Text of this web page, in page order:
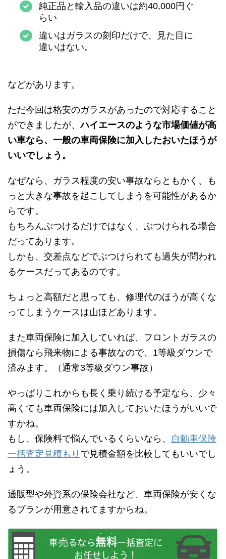
純正品と輸入品の違いは約40,000円ぐ
らい
違いはガラスの刻印だけで、見た目に
違いはない。
などがあります。
ただ今回は格安のガラスがあったので対応すること
ができましたが、ハイエースのような市場価値が高
い車なら、一般の車両保険に加入したおいたほうが
いいでしょう。
なぜなら、ガラス程度の安い事故ならともかく、も
っと大きな事故を起こしてしまうを可能性があるか
らです。
もちろんぶつけるだけではなく、ぶつけられる場合
だってあります。
しかも、交差点などでぶつけられても過失が問われ
るケースだってあるのです。
ちょっと高額だと思っても、修理代のほうが高くな
ってしまうケースは山ほどあります。
また車両保険に加入していれば、フロントガラスの
損傷なら飛来物による事故なので、1等級ダウンで
済みます。（通常3等級ダウン事故）
やっぱりこれからも長く乗り続ける予定なら、少々
高くても車両保険には加入しておいたほうがいいで
すかね。
もし、保険料で悩んでいるくらいなら、 自動車保険
一括査定見積もり で見積金額を比較してもいいでし
ょう。
通販型や外資系の保険会社など、車両保険が安くな
るプランが用意されてますからね。